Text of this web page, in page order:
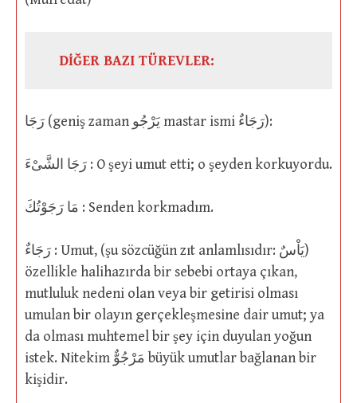
DİĞER BAZI TÜREVLER:
رَجَا (geniş zaman يَرْجُو mastar ismi رَجَاءٌ):
رَجَا الشَّىْءَ : O şeyi umut etti; o şeyden korkuyordu.
مَا رَجَوْتُكَ : Senden korkmadım.
رَجَاءٌ : Umut, (şu sözcüğün zıt anlamlısıdır: يَاْسٌ)
özellikle halihazırda bir sebebi ortaya çıkan,
mutluluk nedeni olan veya bir getirisi olması
umulan bir olayın gerçekleşmesine dair umut; ya
da olması muhtemel bir şey için duyulan yoğun
istek. Nitekim مَرْجُوٌّ büyük umutlar bağlanan bir
kişidir.